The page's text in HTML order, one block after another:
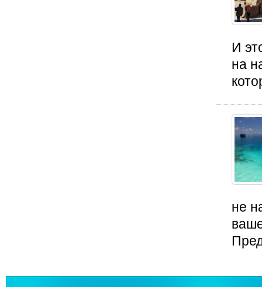
И
на
не